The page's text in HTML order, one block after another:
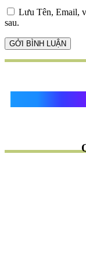
Lưu Tên, Email,
sau.